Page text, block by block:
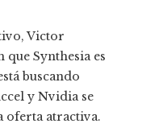
Victor
Synthesia es
buscando
y Nvidia se
oferta atractiva.